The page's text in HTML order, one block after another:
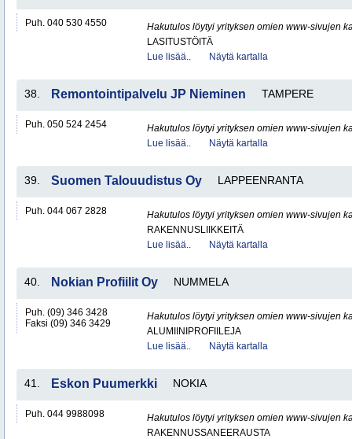
Puh. 040 530 4550
Hakutulos löytyi yrityksen omien www-sivujen
LASITUSTÖITÄ
Lue lisää..
Näytä kartalla
38. Remontointipalvelu JP Nieminen TAMPERE
Puh. 050 524 2454
Hakutulos löytyi yrityksen omien www-sivujen
Lue lisää..
Näytä kartalla
39. Suomen Talouudistus Oy LAPPEENRANTA
Puh. 044 067 2828
Hakutulos löytyi yrityksen omien www-sivujen
RAKENNUSLIIKKEITÄ
Lue lisää..
Näytä kartalla
40. Nokian Profiilit Oy NUMMELA
Puh. (09) 346 3428
Faksi (09) 346 3429
Hakutulos löytyi yrityksen omien www-sivujen
ALUMIINIPROFIILEJA
Lue lisää..
Näytä kartalla
41. Eskon Puumerkki NOKIA
Puh. 044 9988098
Hakutulos löytyi yrityksen omien www-sivujen
RAKENNUSSANEERAUSTA